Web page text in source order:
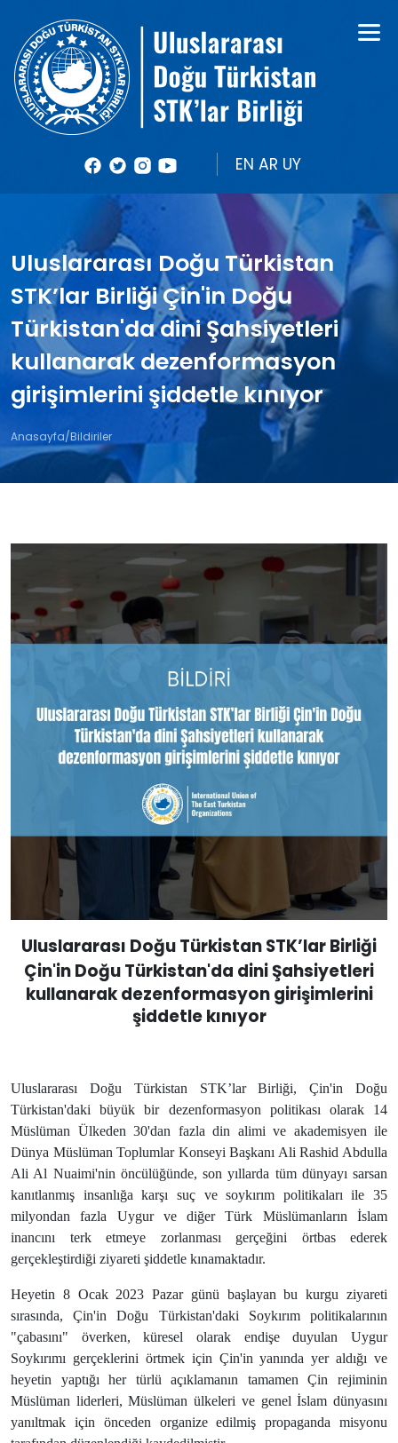
EN AR UY
Uluslararası Doğu Türkistan
STK’lar Birliği Çin'in Doğu
Türkistan'da dini Şahsiyetleri
kullanarak dezenformasyon
girişimlerini şiddetle kınıyor
Anasayfa/Bildiriler
Uluslararası Doğu Türkistan STK’lar Birliği
Çin'in Doğu Türkistan'da diniŞahsiyetleri
kullanarak dezenformasyon girişimlerini
şiddetle kınıyor
Uluslararası Doğu Türkistan STK’lar Birliği, Çin'in Doğu
Türkistan'daki büyük bir dezenformasyon politikası olarak 14
Müslüman Ülkeden 30'dan fazla din alimi ve akademisyen ile
Dünya Müslüman Toplumlar Konseyi Başkanı Ali Rashid Abdulla
Ali Al Nuaimi'nin öncülüğünde, son yıllarda tüm dünyayı sarsan
kanıtlanmış insanlığa karşı suç ve soykırım politikaları ile 35
milyondan fazla Uygur ve diğer Türk Müslümanların İslam
inancını terk etmeye zorlanması gerçeğini örtbas ederek
gerçekleştirdiği ziyareti şiddetle kınamaktadır.
Heyetin 8 Ocak 2023 Pazar günü başlayan bu kurgu ziyareti
sırasında, Çin'in Doğu Türkistan'daki Soykırım politikalarının
"çabasını" överken, küresel olarak endişe duyulan Uygur
Soykırımı gerçeklerini örtmek için Çin'in yanında yer aldığı ve
heyetin yaptığı her türlü açıklamanın tamamen Çin rejiminin
Müslüman liderleri, Müslüman ülkeleri ve genel İslam dünyasını
yanıltmak için önceden organize edilmişpropaganda misyonu
Kurumsal
Kurumsal Şeması
Üye Kuruluşlar
Kitaplar
Dergiler
Aylık Çalışma Raporu
Fotoğraflar
Videolar